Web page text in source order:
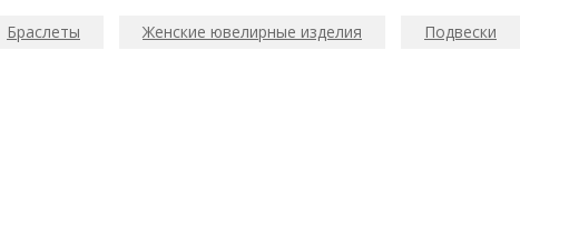
Браслеты Женские ювелирные изделия Подвески